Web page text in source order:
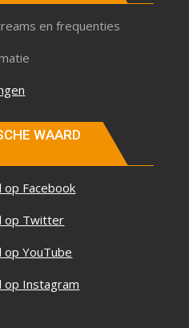
en frequenties
WAARD
Facebook
op Twitter
YouTube
op Instagram